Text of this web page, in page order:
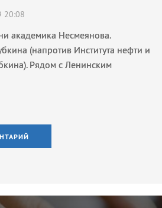
20:08
академика Несмеянова.
(напротив Института нефти и
Рядом с Ленинским